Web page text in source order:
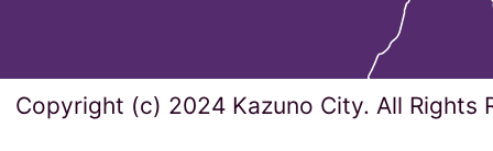
Copyright (c) 2024 Kazuno City. All Rights